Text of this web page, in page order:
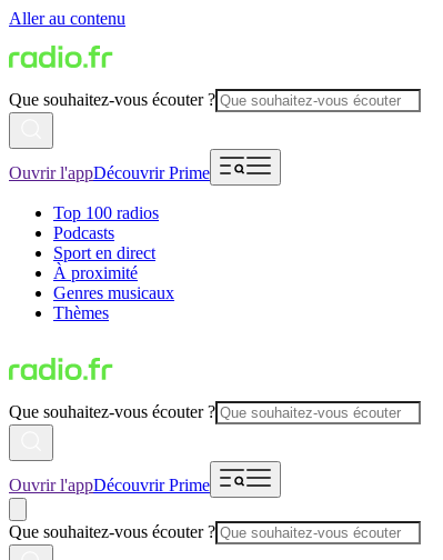
Aller au contenu
Que souhaitez-vous écouter ?
Ouvrir l'appDécouvrir Prime
Top 100 radios
Podcasts
Sport en direct
À proximité
Genres musicaux
Thèmes
Que souhaitez-vous écouter ?
Ouvrir l'appDécouvrir Prime
Que souhaitez-vous écouter ?